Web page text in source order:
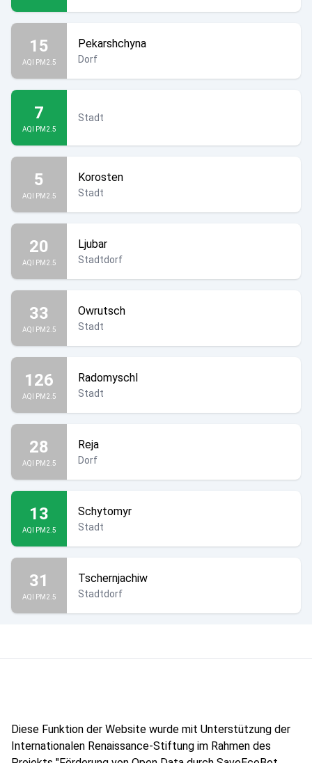
15
AQI PM2.5
Pekarshchyna
Dorf
7
AQI PM2.5
Stadt
5
AQI PM2.5
Korosten
Stadt
20
AQI PM2.5
Ljubar
Stadtdorf
33
AQI PM2.5
Owrutsch
Stadt
126
AQI PM2.5
Radomyschl
Stadt
28
AQI PM2.5
Reja
Dorf
13
AQI PM2.5
Schytomyr
Stadt
31
AQI PM2.5
Tschernjachiw
Stadtdorf
Diese Funktion der Website wurde mit Unterstützung der
Internationalen Renaissance-Stiftung im Rahmen des